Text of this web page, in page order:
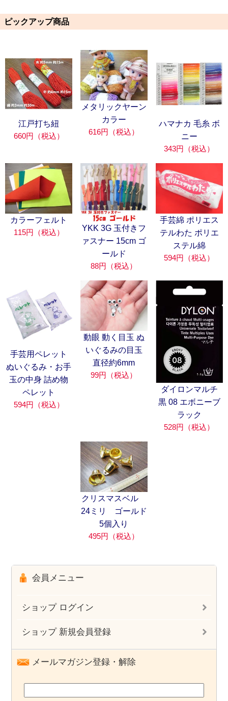
ピックアップ商品
江戸打ち紐
660円（税込）
メタリックヤーン
カラー
616円（税込）
ハマナカ 毛糸 ボ
ニー
343円（税込）
カラーフェルト
115円（税込）
YKK 3G 玉付きフ
ァスナー 15cm ゴ
ールド
88円（税込）
手芸綿 ポリエス
テルわた ポリエ
ステル綿
594円（税込）
手芸用ペレット
ぬいぐるみ・お手
玉の中身 詰め物
ペレット
594円（税込）
動眼 動く目玉 ぬ
いぐるみの目玉
直径約6mm
99円（税込）
ダイロンマルチ
黒 08 エボニーブ
ラック
528円（税込）
クリスマスベル
24ミリ ゴールド
5個入り
495円（税込）
会員メニュー
ショップ ログイン
ショップ 新規会員登録
メールマガジン登録・解除